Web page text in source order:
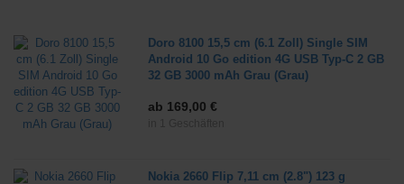
Doro 8100 15,5 cm (6.1 Zoll) Single SIM
Android 10 Go edition 4G USB Typ-C 2 GB
32 GB 3000 mAh Grau (Grau)
ab 169,00 €
Nokia 2660 Flip 7,11 cm (2.8") 123 g